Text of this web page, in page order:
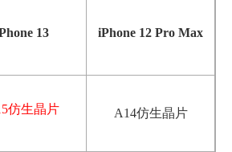
13 iPhone 12 Pro Max
仿生晶片 A14仿生晶片